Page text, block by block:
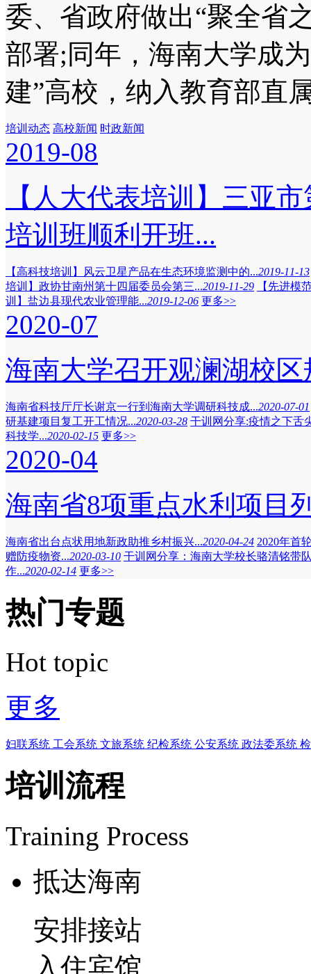
委、省政府做出“聚全省
部署;同年，海南大学成
建”高校，纳入教育部直
培训动态 高校新闻 时政新闻
2019-08
【人大代表培训】三亚
培训班顺利开班...
【高科技培训】风云卫星产品在生态环境监测中的...2019-11-13
培训】政协甘南州第十四届委员会第三...2019-11-29
【先进模
训】盐边县现代农业管理能...2019-12-06 更多>>
2020-07
海南大学召开观澜湖校
海南省科技厅厅长谢京一行到海南大学调研科技成...2020-07-01
研基建项目复工开工情况...2020-03-28 干训网分享:疫情之下舌
科技学...2020-02-15 更多>>
2020-04
海南省8项重点水利项目
海南省出台点状用地新政助推乡村振兴...2020-04-24 2020年首
赠防疫物资...2020-03-10 干训网分享：海南大学校长骆清铭带
作...2020-02-14 更多>>
热门专题
Hot topic
更多
妇联系统 工会系统 文旅系统 纪检系统 公安系统 政法委系统
培训流程
Training Process
抵达海南
安排接站
入住宾馆